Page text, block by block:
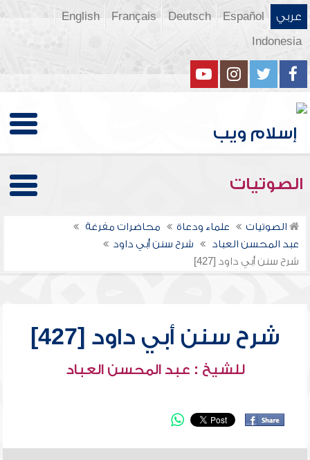
عربي Español
Deutsch
Français
English
Indonesia
الصوتيات
الصوتيات علماء ودعاة
محاضرات مفرغة
عبد المحسن العباد
شرح سنن أبي داود
شرح سنن أبي داود [427]
شرح سنن أبي داود [427]
للشيخ : عبد المحسن العباد